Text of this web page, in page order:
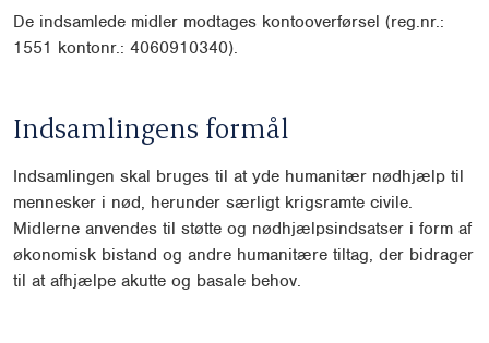
De indsamlede midler modtages kontooverførsel (reg.nr.:
1551 kontonr.: 4060910340).
Indsamlingens formål
Indsamlingen skal bruges til at yde humanitær nødhjælp til
mennesker i nød, herunder særligt krigsramte civile.
Midlerne anvendes til støtte og nødhjælpsindsatser i form af
økonomisk bistand og andre humanitære tiltag, der bidrager
til at afhjælpe akutte og basale behov.